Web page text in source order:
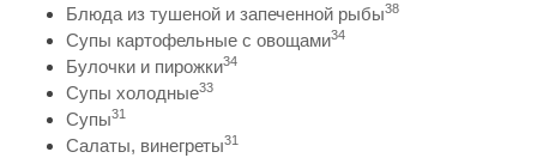
Блюда из тушеной и запеченной рыбы38
Супы картофельные с овощами34
Булочки и пирожки34
Супы холодные33
Супы31
Салаты, винегреты31